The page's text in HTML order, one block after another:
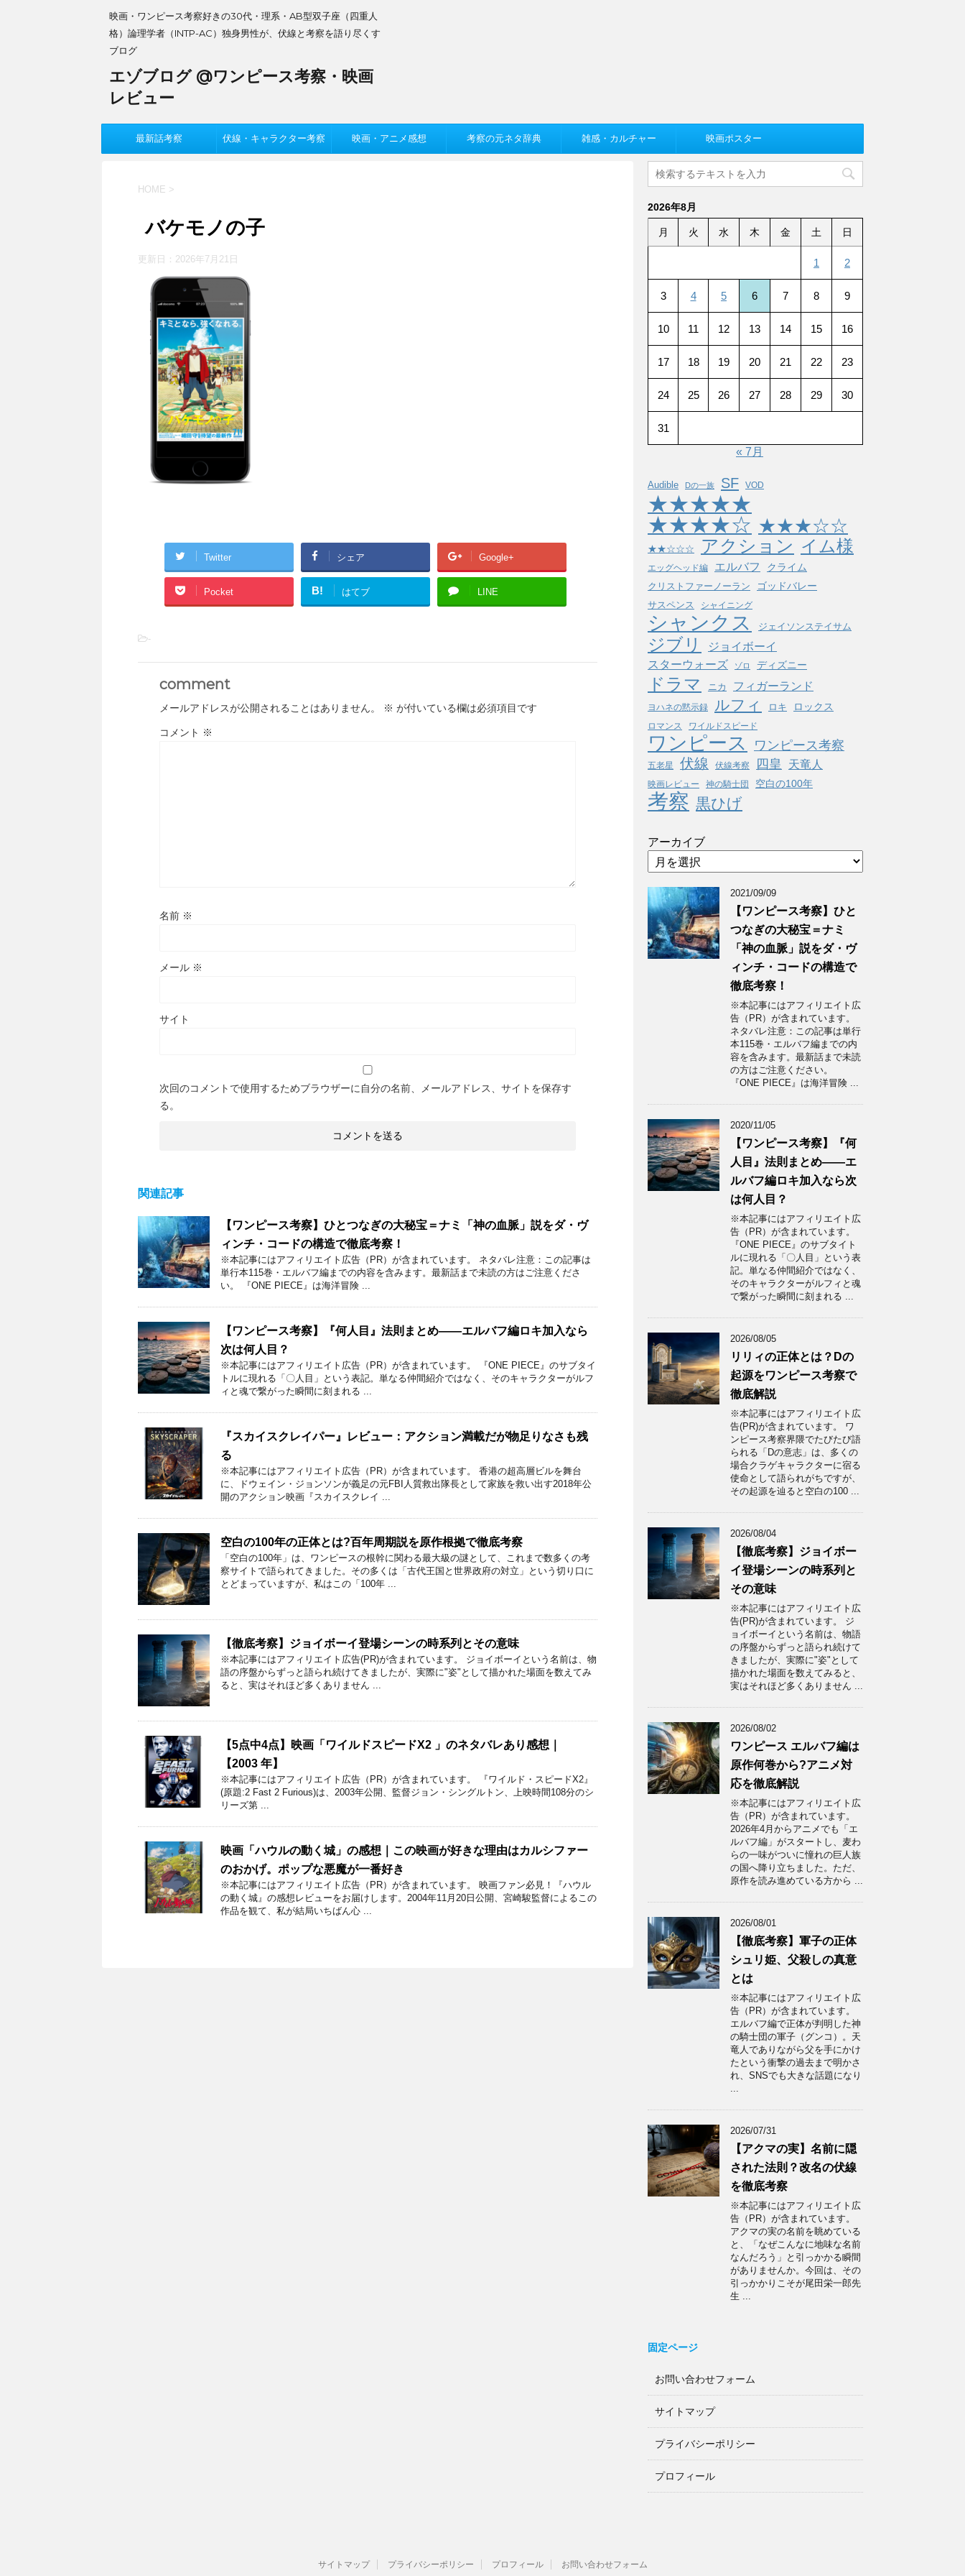
映画・ワンピース考察好きの30代・理系・AB型双子座（四重人
格）論理学者（INTP-AC）独身男性が、伏線と考察を語り尽くす
ブログ
エゾブログ @ワンピース考察・映画
レビュー
最新話考察 伏線・キャラクター考察 映画・アニメ感想 考察の元ネタ辞典 雑感・カルチャー 映画ポスター
HOME >
バケモノの子
更新日： 2026年7月21日
Twitter シェア Google+
Pocket B! はてブ LINE
-
comment
メールアドレスが公開されることはありません。 ※ が付いている欄は必須項目です
コメント ※
名前 ※
メール ※
サイト
次回のコメントで使用するためブラウザーに自分の名前、メールアドレス、サイトを保存す
る。
関連記事
【ワンピース考察】ひとつなぎの大秘宝＝ナミ「神の血脈」説をダ・ヴ
ィンチ・コードの構造で徹底考察！
※本記事にはアフィリエイト広告（PR）が含まれています。 ネタバレ注意：この記事は
単行本115巻・エルバフ編までの内容を含みます。最新話まで未読の方はご注意くださ
い。 『ONE PIECE』は海洋冒険 ...
【ワンピース考察】『何人目』法則まとめ——エルバフ編ロキ加入なら
次は何人目？
※本記事にはアフィリエイト広告（PR）が含まれています。 『ONE PIECE』のサブタイ
トルに現れる「〇人目」という表記。単なる仲間紹介ではなく、そのキャラクターがルフ
ィと魂で繋がった瞬間に刻まれる ...
『スカイスクレイパー』レビュー：アクション満載だが物足りなさも残
る
※本記事にはアフィリエイト広告（PR）が含まれています。 香港の超高層ビルを舞台
に、ドウェイン・ジョンソンが義足の元FBI人質救出隊長として家族を救い出す2018年公
開のアクション映画『スカイスクレイ ...
空白の100年の正体とは?百年周期説を原作根拠で徹底考察
「空白の100年」は、ワンピースの根幹に関わる最大級の謎として、これまで数多くの考
察サイトで語られてきました。その多くは「古代王国と世界政府の対立」という切り口に
とどまっていますが、私はこの「100年 ...
【徹底考察】ジョイボーイ登場シーンの時系列とその意味
※本記事にはアフィリエイト広告(PR)が含まれています。 ジョイボーイという名前は、物
語の序盤からずっと語られ続けてきましたが、実際に"姿"として描かれた場面を数えてみ
ると、実はそれほど多くありません ...
【5点中4点】映画「ワイルドスピードX2 」のネタバレあり感想｜
【2003 年】
※本記事にはアフィリエイト広告（PR）が含まれています。 『ワイルド・スピードX2』
(原題:2 Fast 2 Furious)は、2003年公開、監督ジョン・シングルトン、上映時間108分のシ
リーズ第 ...
映画「ハウルの動く城」の感想｜この映画が好きな理由はカルシファー
のおかげ。ポップな悪魔が一番好き
※本記事にはアフィリエイト広告（PR）が含まれています。 映画ファン必見！『ハウル
の動く城』の感想レビューをお届けします。2004年11月20日公開、宮崎駿監督によるこの
作品を観て、私が結局いちばん心 ...
2026年8月
月 火 水 木 金 土 日
1 2
3 4 5 6 7 8 9
10 11 12 13 14 15 16
17 18 19 20 21 22 23
24 25 26 27 28 29 30
31
« 7月
Audible Dの一族 SF VOD
★★★★★
★★★★☆ ★★★☆☆
★★☆☆☆ アクション イム様
エッグヘッド編 エルバフ クライム
クリストファーノーラン ゴッドバレー
サスペンス シャイニング
シャンクス ジェイソンステイサム
ジブリ ジョイボーイ
スターウォーズ ゾロ ディズニー
ドラマ ニカ フィガーランド
ヨハネの黙示録 ルフィ ロキ ロックス
ロマンス ワイルドスピード
ワンピース ワンピース考察
五老星 伏線 伏線考察 四皇 天竜人
映画レビュー 神の騎士団 空白の100年
考察 黒ひげ
アーカイブ
2021/09/09
【ワンピース考察】ひと
つなぎの大秘宝＝ナミ
「神の血脈」説をダ・ヴ
ィンチ・コードの構造で
徹底考察！
※本記事にはアフィリエイト広
告（PR）が含まれています。
ネタバレ注意：この記事は単行
本115巻・エルバフ編までの内
容を含みます。最新話まで未読
の方はご注意ください。
『ONE PIECE』は海洋冒険 ...
2020/11/05
【ワンピース考察】『何
人目』法則まとめ——エ
ルバフ編ロキ加入なら次
は何人目？
※本記事にはアフィリエイト広
告（PR）が含まれています。
『ONE PIECE』のサブタイト
ルに現れる「〇人目」という表
記。単なる仲間紹介ではなく、
そのキャラクターがルフィと魂
で繋がった瞬間に刻まれる ...
2026/08/05
リリィの正体とは？Dの
起源をワンピース考察で
徹底解説
※本記事にはアフィリエイト広
告(PR)が含まれています。 ワ
ンピース考察界隈でたびたび語
られる「Dの意志」は、多くの
場合クラゲキャラクターに宿る
使命として語られがちですが、
その起源を辿ると空白の100 ...
2026/08/04
【徹底考察】ジョイボー
イ登場シーンの時系列と
その意味
※本記事にはアフィリエイト広
告(PR)が含まれています。 ジ
ョイボーイという名前は、物語
の序盤からずっと語られ続けて
きましたが、実際に"姿"として
描かれた場面を数えてみると、
実はそれほど多くありません ...
2026/08/02
ワンピース エルバフ編は
原作何巻から?アニメ対
応を徹底解説
※本記事にはアフィリエイト広
告（PR）が含まれています。
2026年4月からアニメでも「エ
ルバフ編」がスタートし、麦わ
らの一味がついに憧れの巨人族
の国へ降り立ちました。ただ、
原作を読み進めている方から ...
2026/08/01
【徹底考察】軍子の正体
シュリ姫、父殺しの真意
とは
※本記事にはアフィリエイト広
告（PR）が含まれています。
エルバフ編で正体が判明した神
の騎士団の軍子（グンコ）。天
竜人でありながら父を手にかけ
たという衝撃の過去まで明かさ
れ、SNSでも大きな話題になり
...
2026/07/31
【アクマの実】名前に隠
された法則？改名の伏線
を徹底考察
※本記事にはアフィリエイト広
告（PR）が含まれています。
アクマの実の名前を眺めている
と、「なぜこんなに地味な名前
なんだろう」と引っかかる瞬間
がありませんか。今回は、その
引っかかりこそが尾田栄一郎先
生 ...
固定ページ
お問い合わせフォーム
サイトマップ
プライバシーポリシー
プロフィール
サイトマップ プライバシーポリシー プロフィール お問い合わせフォーム